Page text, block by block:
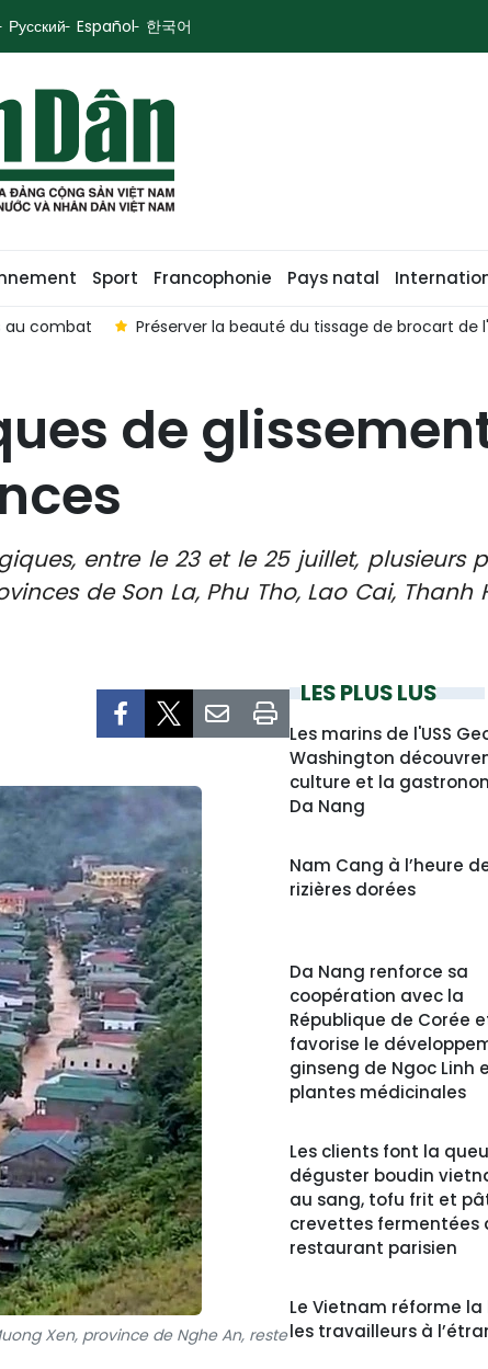
Русский Español 한국어
Sport Francophonie Pays natal
au combat Préserver la beauté du tissage de brocart de
de
entre le 23 et le 25 juillet, plusieurs
de Son La, Phu Tho, Lao Cai, Thanh
Xen, province de Nghe An, reste
LES PLUS LUS
Les marins de l'USS
Washington
culture et la
Da Nang
Nam Cang à l’heure
rizières dorées
Da Nang renforce sa
coopération avec la
République de Corée
favorise le
ginseng de Ngoc Linh
plantes médicinales
Les clients font la
déguster boudin
au sang, tofu frit et
crevettes fermentées
restaurant parisien
Le Vietnam réforme la
les travailleurs à